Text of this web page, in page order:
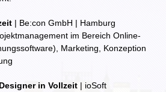
| Be:con GmbH | Hamburg
im Bereich Online-
Marketing, Konzeption
in Vollzeit | ioSoft